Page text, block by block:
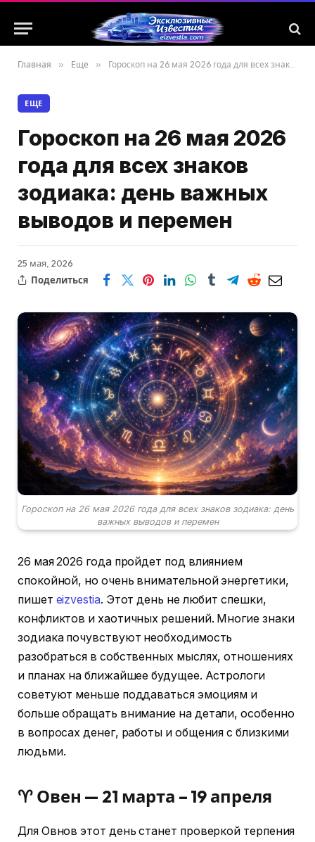
Главная » Еще » Гороскоп на 26 мая 2026 года для всех знаков зодиака: день важных выводов и перемен
ЕЩЕ
Гороскоп на 26 мая 2026
года для всех знаков
зодиака: день важных
выводов и перемен
25 мая, 2026
Поделиться
Гороскоп на 26 мая 2026 года для всех знаков зодиака: день
важных выводов и перемен
26 мая 2026 года пройдет под влиянием
спокойной, но очень внимательной энергетики,
пишет eizvestia. Этот день не любит спешки,
конфликтов и хаотичных решений. Многие знаки
зодиака почувствуют необходимость
разобраться в собственных мыслях, отношениях
и планах на ближайшее будущее. Астрологи
советуют меньше поддаваться эмоциям и
больше обращать внимание на детали, особенно
в вопросах денег, работы и общения с близкими
людьми.
♈ Овен — 21 марта – 19 апреля
Для Овнов этот день станет проверкой терпения